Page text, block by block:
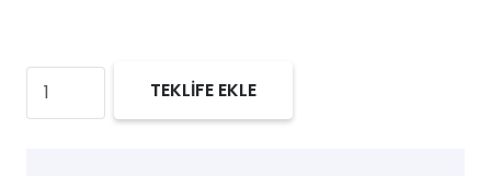
Kromasil
100
TEKLİFE EKLE